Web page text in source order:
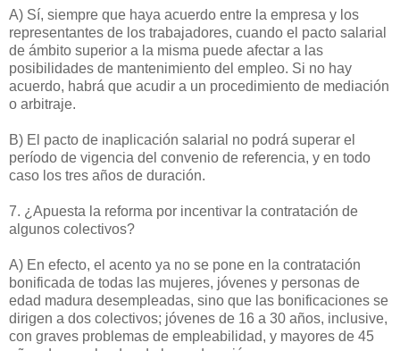
A) Sí, siempre que haya acuerdo entre la empresa y los
representantes de los trabajadores, cuando el pacto salarial
de ámbito superior a la misma puede afectar a las
posibilidades de mantenimiento del empleo. Si no hay
acuerdo, habrá que acudir a un procedimiento de mediación
o arbitraje.
B) El pacto de inaplicación salarial no podrá superar el
período de vigencia del convenio de referencia, y en todo
caso los tres años de duración.
7. ¿Apuesta la reforma por incentivar la contratación de
algunos colectivos?
A) En efecto, el acento ya no se pone en la contratación
bonificada de todas las mujeres, jóvenes y personas de
edad madura desempleadas, sino que las bonificaciones se
dirigen a dos colectivos; jóvenes de 16 a 30 años, inclusive,
con graves problemas de empleabilidad, y mayores de 45